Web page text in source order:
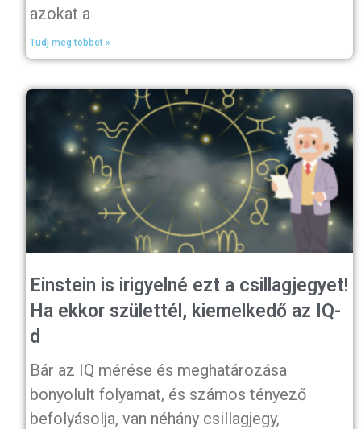
azokat a
Tudj meg többet »
Einstein is irigyelné ezt a csillagjegyet!
Ha ekkor születtél, kiemelkedő az IQ-
d
Bár az IQ mérése és meghatározása
bonyolult folyamat, és számos tényező
befolyásolja, van néhány csillagjegy,